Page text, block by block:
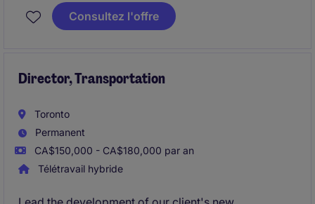
Superviseur(e) Expédition / Réception et
Entreposage, responsable de la planification, de la
Consultez l'offre
Director, Transportation
Toronto
Permanent
CA$150,000 - CA$180,000 par an
Télétravail hybride